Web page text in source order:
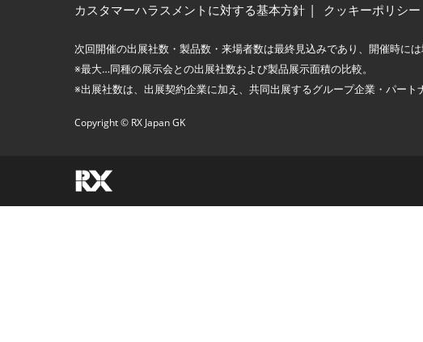
カスタマーハラスメントに対する基本方針
クッキーポリシー
次回開催の出展社数・製品数・来場者数は最終見込みであり、開催時には
※最大…同種の展示会との出展社数および製品展示面積の比較。
※出展社数は、出展契約企業に加え、共同出展するグループ企業・パート
Copyright © RX Japan GK